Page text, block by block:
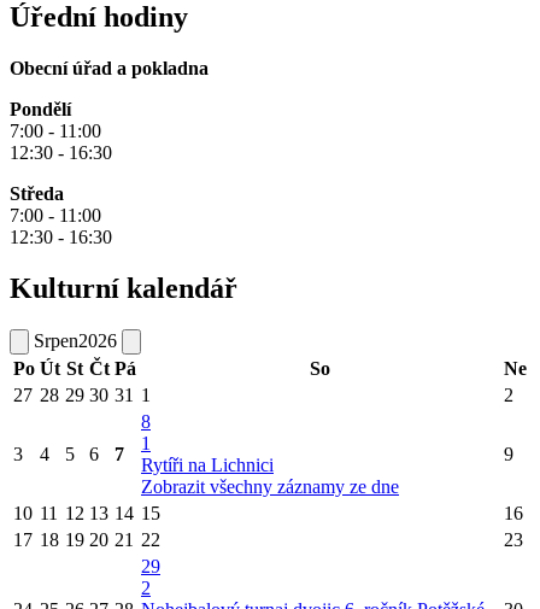
Úřední hodiny
Obecní úřad a pokladna
Pondělí
7:00 - 11:00
12:30 - 16:30
Středa
7:00 - 11:00
12:30 - 16:30
Kulturní kalendář
Srpen2026
Po Út St Čt Pá So
Ne
27 28 29 30 31 1 2
3 4 5 6 7
8
1
Rytíři na Lichnici
Zobrazit všechny záznamy ze dne
9
10 11 12 13 14 15
16
17 18 19 20 21 22 23
29
2